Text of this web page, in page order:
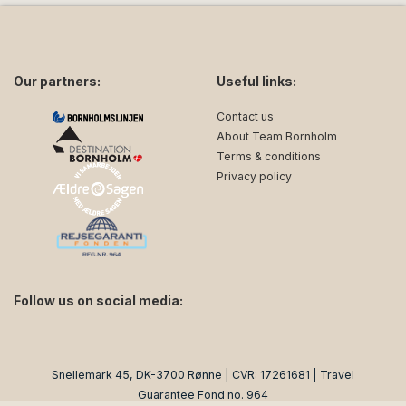
Our partners:
Follow us on social media:
Useful links:
Contact us
About Team Bornholm
Terms & conditions
Privacy policy
Snellemark 45, DK-3700 Rønne | CVR: 17261681 | Travel
Guarantee Fond no. 964